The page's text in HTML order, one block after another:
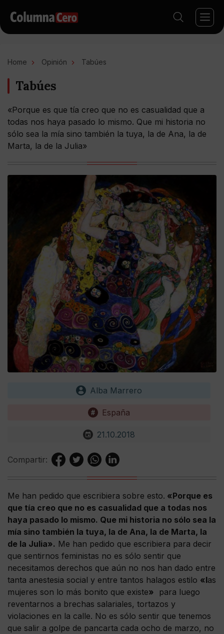
Home Opinión Tabúes
Tabúes
«Porque es que tía creo que no es casualidad que a
todas nos haya pasado lo mismo. Que mi historia no
sólo sea la mía sino también la tuya, la de Ana, la de
Marta, la de la Julia»
Alba Marrero
España
21.10.2018
Compartir:
Me han pedido que escribiera sobre esto. «Porque es
que tía creo que no es casualidad que a todas nos
haya pasado lo mismo. Que mi historia no sólo sea la
mía sino también la tuya, la de Ana, la de Marta, la
de la Julia». Me han pedido que escribiera para decir
que sentirnos feministas no es sólo sentir que
necesitamos derechos que aún no nos han dado entre
tanta anestesia social y entre tantos halagos estilo «las
mujeres son lo más bonito que existe» para luego
reventarnos a brechas salariales, tortazos y
violaciones en la calle. No es sólo sentir que tenemos
que salir a golpe de pancarta cada ocho de marzo, no